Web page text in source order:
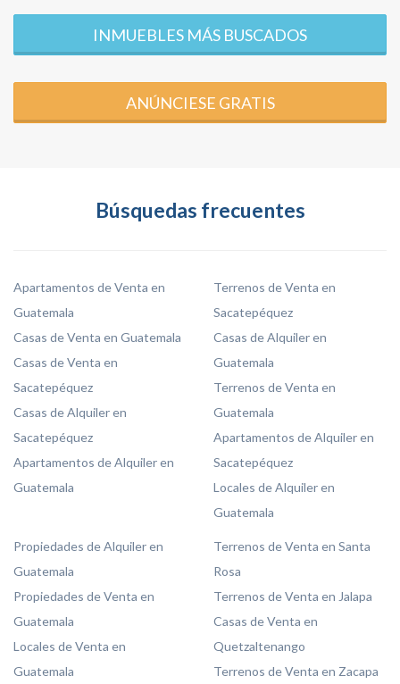
INMUEBLES MÁS BUSCADOS
ANÚNCIESE GRATIS
Búsquedas frecuentes
Apartamentos de Venta en
Guatemala
Casas de Venta en Guatemala
Casas de Venta en
Sacatepéquez
Casas de Alquiler en
Sacatepéquez
Apartamentos de Alquiler en
Guatemala
Terrenos de Venta en
Sacatepéquez
Casas de Alquiler en
Guatemala
Terrenos de Venta en
Guatemala
Apartamentos de Alquiler en
Sacatepéquez
Locales de Alquiler en
Guatemala
Propiedades de Alquiler en
Guatemala
Propiedades de Venta en
Guatemala
Locales de Venta en
Guatemala
Terrenos de Venta en Santa
Rosa
Terrenos de Venta en Jalapa
Casas de Venta en
Quetzaltenango
Terrenos de Venta en Zacapa